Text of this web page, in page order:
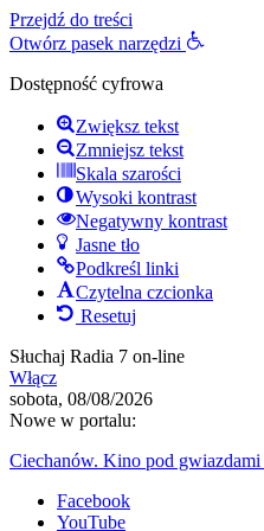
Przejdź do treści
Otwórz pasek narzędzi
Dostępność cyfrowa
Zwiększ tekst
Zmniejsz tekst
Skala szarości
Wysoki kontrast
Negatywny kontrast
Jasne tło
Podkreśl linki
Czytelna czcionka
Resetuj
Słuchaj Radia 7 on-line
Włącz
sobota, 08/08/2026
Nowe w portalu:
Ciechanów. Kino pod
Facebook
YouTube